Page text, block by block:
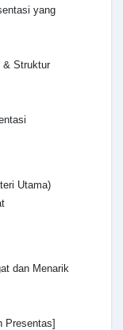
yang
& Struktur
Utama)
dan Menarik
Presentas]